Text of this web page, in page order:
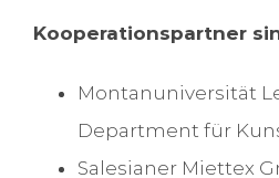
Kooperationspartner
Montanuniversität
Department für
Salesianer Miettex